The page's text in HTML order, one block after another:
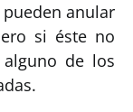
anular
si éste no
de los